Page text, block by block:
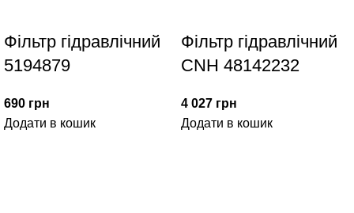
Фільтр гідравлічний
5194879
690 грн
Додати в кошик
Фільтр гідравлічний
CNH 48142232
4 027 грн
Додати в кошик